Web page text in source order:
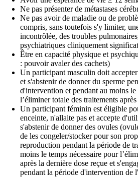
Ne pas présenter de métastases
Ne pas avoir de maladie ou de
compris, sans toutefois s'y limiter,
incontrôlée, des troubles
psychiatriques cliniquement
Être en capacité physique et
: pouvoir avaler des cachets)
Un participant masculin doit
et s'abstenir de donner du sperme
d'intervention et pendant au moins le
l’éliminer totale des traitements
Un participant féminin est éligible
enceinte, n'allaite pas et accepte
s'abstenir de donner des ovules
de les congeler/stocker pour son
reproduction pendant la période de
moins le temps nécessaire pour
après la dernière dose reçue et
pendant la période d'intervention de